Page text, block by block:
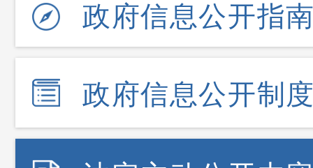
政府信息公开指
政府信息公开制